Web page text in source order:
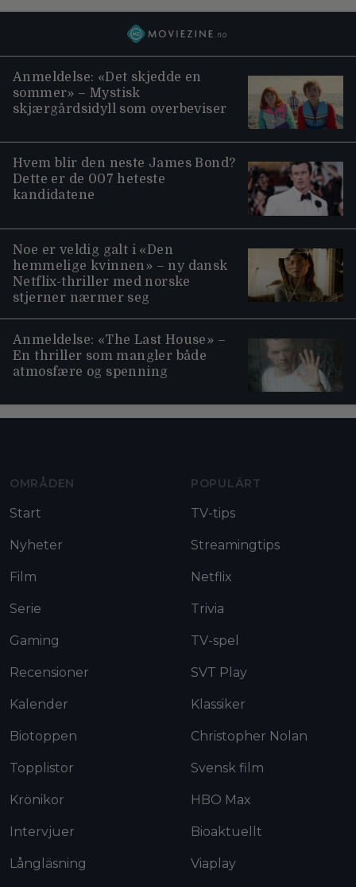
Anmeldelse: «Det skjedde en
sommer» – Mystisk
skjærgårdsidyll som overbeviser
Hvem blir den neste James Bond?
Dette er de 007 heteste
kandidatene
Noe er veldig galt i «Den
hemmelige kvinnen» – ny dansk
Netflix-thriller med norske
stjerner nærmer seg
Anmeldelse: «The Last House» –
En thriller som mangler både
atmosfære og spenning
OMRÅDEN
Start
Nyheter
Film
Serie
Gaming
Recensioner
Kalender
Biotoppen
Topplistor
Krönikor
Intervjuer
Långläsning
POPULÄRT
TV-tips
Streamingtips
Netflix
Trivia
TV-spel
SVT Play
Klassiker
Christopher Nolan
Svensk film
HBO Max
Bioaktuellt
Viaplay